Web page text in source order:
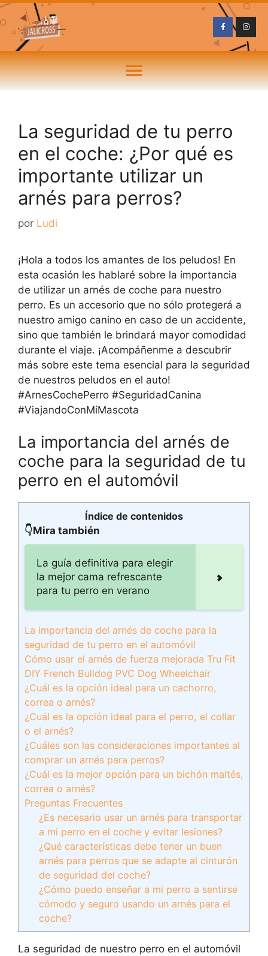
La seguridad de tu perro
en el coche: ¿Por qué es
importante utilizar un
arnés para perros?
por Ludi
¡Hola a todos los amantes de los peludos! En
esta ocasión les hablaré sobre la importancia
de utilizar un arnés de coche para nuestro
perro. Es un accesorio que no sólo protegerá a
nuestro amigo canino en caso de un accidente,
sino que también le brindará mayor comodidad
durante el viaje. ¡Acompáñenme a descubrir
más sobre este tema esencial para la seguridad
de nuestros peludos en el auto!
#ArnesCochePerro #SeguridadCanina
#ViajandoConMiMascota
La importancia del arnés de
coche para la seguridad de tu
perro en el automóvil
Índice de contenidos
👇Mira también
La guía definitiva para elegir
la mejor cama refrescante
para tu perro en verano
La importancia del arnés de coche para la
seguridad de tu perro en el automóvil
Cómo usar el arnés de fuerza mejorada Tru Fit
DIY French Bulldog PVC Dog Wheelchair
¿Cuál es la opción ideal para un cachorro,
correa o arnés?
¿Cuál es la opción ideal para el perro, el collar
o el arnés?
¿Cuáles son las consideraciones importantes al
comprar un arnés para perros?
¿Cuál es la mejor opción para un bichón maltés,
correa o arnés?
Preguntas Frecuentes
¿Es necesario usar un arnés para transportar
a mi perro en el coche y evitar lesiones?
¿Qué características debe tener un buen
arnés para perros que se adapte al cinturón
de seguridad del coche?
¿Cómo puedo enseñar a mi perro a sentirse
cómodo y seguro usando un arnés para el
coche?
La seguridad de nuestro perro en el automóvil